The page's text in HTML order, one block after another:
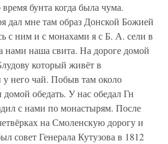
бунта когда была чума.
дал мне там образ Донской Божией
с ним и с монахами я с Б. А. сели в
нами наша свита. На дороге домой
который живёт в
него чай. Побыв там около
обедать. У нас обедал Гн
с нами по монастырям. После
на Смоленскую дорогу и
совет Генерала Кутузова в 1812